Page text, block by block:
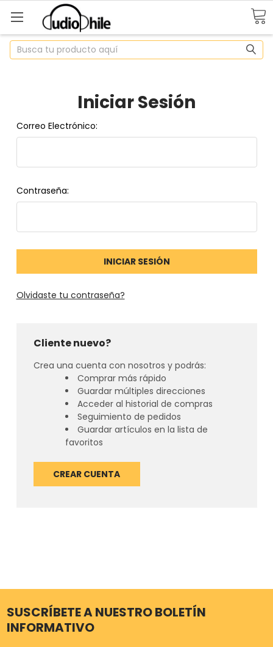
Buscar
Iniciar Sesión
Correo Electrónico:
Contraseña:
Olvidaste tu contraseña?
Cliente nuevo?
Crea una cuenta con nosotros y podrás:
Comprar más rápido
Guardar múltiples direcciones
Acceder al historial de compras
Seguimiento de pedidos
Guardar artículos en la lista de
favoritos
CREAR CUENTA
SUSCRÍBETE A NUESTRO BOLETÍN
INFORMATIVO